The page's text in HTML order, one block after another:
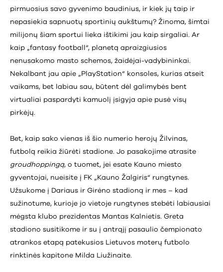
pirmuosius savo gyvenimo baudinius, ir kiek jų taip ir
nepasiekia sapnuotų sportinių aukštumų? Žinoma, šimtai
milijonų šiam sportui lieka ištikimi jau kaip sirgaliai. Ar
kaip „fantasy football“, planetą apraizgiusios
nenusakomo masto schemos, žaidėjai-vadybininkai.
Nekalbant jau apie „PlayStation“ konsoles, kurias atseit
vaikams, bet labiau sau, būtent dėl galimybės bent
virtualiai paspardyti kamuolį įsigyja apie pusė visų
pirkėjų.
Bet, kaip sako vienas iš šio numerio herojų Žilvinas,
futbolą reikia žiūrėti stadione. Jo pasakojime atrasite
groudhoppingą, o tuomet, jei esate Kauno miesto
gyventojai, nueisite į FK „Kauno Žalgiris“ rungtynes.
Užsukome į Dariaus ir Girėno stadioną ir mes – kad
sužinotume, kurioje jo vietoje rungtynes stebėti labiausiai
mėgsta klubo prezidentas Mantas Kalnietis. Greta
stadiono susitikome ir su į antrąjį pasaulio čempionato
atrankos etapą patekusios Lietuvos moterų futbolo
rinktinės kapitone Milda Liužinaite.